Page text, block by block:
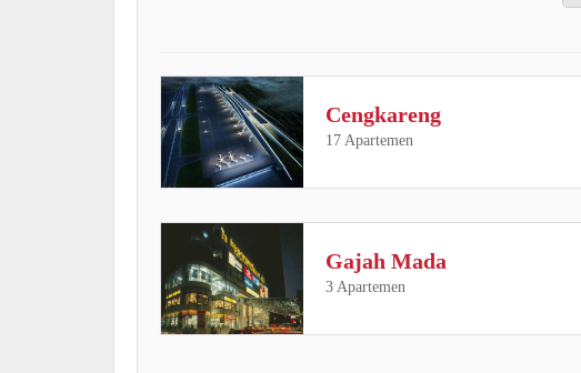
Cengkareng
17 Apartemen
Gajah Mada
3 Apartemen